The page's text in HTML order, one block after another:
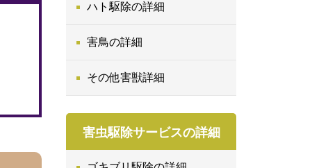
ハト駆除の詳細
害鳥の詳細
その他害獣詳細
害虫駆除サービスの詳細